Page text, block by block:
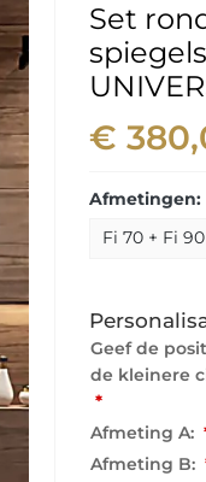
Set
€
Afmetingen:
Geef de
de kleinere
*
Afmeting A:
Afmeting B: